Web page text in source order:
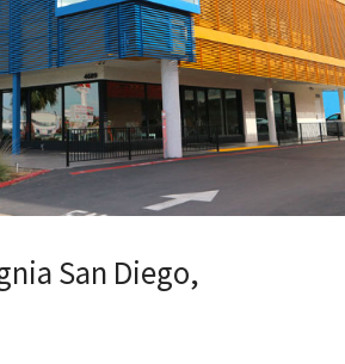
San Diego,